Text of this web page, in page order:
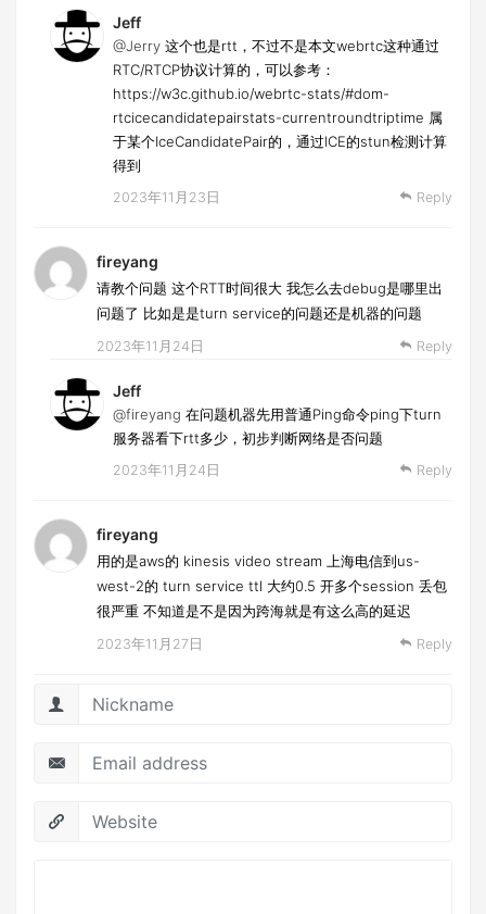
Jeff
@Jerry 这个也是rtt，不过不是本文webrtc这种通过
RTC/RTCP协议计算的，可以参考：
https://w3c.github.io/webrtc-stats/#dom-
rtcicecandidatepairstats-currentroundtriptime 属
于某个IceCandidatePair的，通过ICE的stun检测计算
得到
2023年11月23日 Reply
fireyang
请教个问题 这个RTT时间很大 我怎么去debug是哪里出
问题了 比如是是turn service的问题还是机器的问题
2023年11月24日 Reply
Jeff
@fireyang 在问题机器先用普通Ping命令ping下turn
服务器看下rtt多少，初步判断网络是否问题
2023年11月24日 Reply
fireyang
用的是aws的 kinesis video stream 上海电信到us-
west-2的 turn service ttl 大约0.5 开多个session 丢包
很严重 不知道是不是因为跨海就是有这么高的延迟
2023年11月27日 Reply